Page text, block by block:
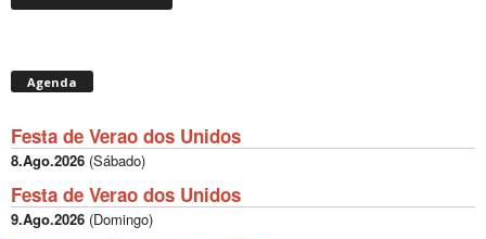
Agenda
Festa de Verao dos Unidos
8.Ago.2026 (Sábado)
Festa de Verao dos Unidos
9.Ago.2026 (Domingo)